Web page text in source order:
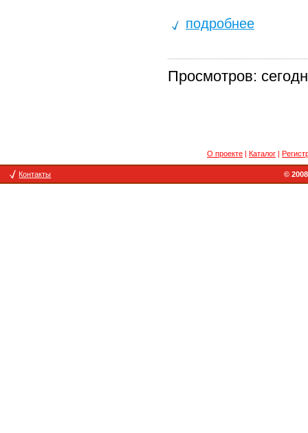
подробнее
Просмотров:
О проекте Каталог
Контакты ©